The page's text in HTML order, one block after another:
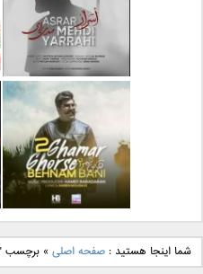
دانلود آهنگ جدید مهدی
یراحی بنام اسرار
دانلود آهنگ جدید بهنام
بانی بنام قرص قمر 2شما اینجا هستید :صفحه اصلی »برچسب